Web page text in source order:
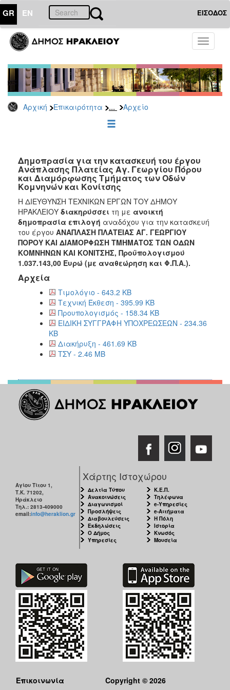
GR EN ΕΙΣΟΔΟΣ
Toggle
Αρχική Επικαιρότητα ... Αρχείο
ΕΠΙΚΑΙΡΟΤΗΤΑ
-
Δημοπρασίες
Αρχείο
2026
2022
2021
2020
2019
2018
2017
2016
2015
2013
ΗΡΑΚΛΕΙΟ
Δημοπρασία για την κατασκευή του έργου
Ανάπλασης Πλατείας Αγ. Γεωργίου Πόρου
και Διαμόρφωσης Τμήματος των Οδών
Κομνηνών και Κονίτσης
Η ΔΙΕΥΘΥΝΣΗ ΤΕΧΝΙΚΩΝ ΕΡΓΩΝ ΤΟΥ ΔΗΜΟΥ
ΗΡΑΚΛΕΙΟΥ διακηρύσσει τη με ανοικτή
δημοπρασία επιλογή αναδόχου για την κατασκευή
του έργου ΑΝΑΠΛΑΣΗ ΠΛΑΤΕΙΑΣ ΑΓ. ΓΕΩΡΓΙΟΥ
ΠΟΡΟΥ ΚΑΙ ΔΙΑΜΟΡΦΩΣΗ ΤΜΗΜΑΤΟΣ ΤΩΝ ΟΔΩΝ
ΚΟΜΝΗΝΩΝ ΚΑΙ ΚΟΝΙΤΣΗΣ, Προϋπολογισμού
1.037.143,00 Ευρώ (με αναθεώρηση και Φ.Π.Α.).
Αρχεία
Τιμολόγιο - 643.2 KB
Τεχνική Έκθεση - 395.99 KB
Προυπολογισμός - 158.34 KB
ΕΙΔΙΚΗ ΣΥΓΓΡΑΦΗ ΥΠΟΧΡΕΩΣΕΩΝ - 234.36
KB
Διακήρυξη - 461.69 KB
TΣΥ - 2.46 MB
Αγίου Τίτου 1,
Τ.Κ. 71202,
Ηράκλειο
Τηλ.: 2813-409000
email:info@heraklion.gr
Χάρτης Ιστοχώρου
Δελτία Τύπου
Ανακοινώσεις
Διαγωνισμοί
Προσλήψεις
Διαβουλεύσεις
Εκδηλώσεις
Ο Δήμος
Υπηρεσίες
Κ.Ε.Π.
Τηλέφωνα
e-Υπηρεσίες
e-Αιτήματα
Η Πόλη
Ιστορία
Κνωσός
Μουσεία
Επικοινωνία Copyright © 2026